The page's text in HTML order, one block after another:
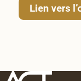
Lien vers